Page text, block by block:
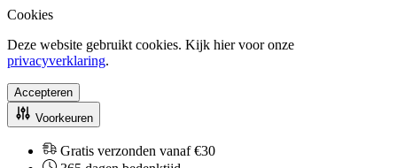
Cookies
Deze website gebruikt cookies. Kijk hier voor onze
privacyverklaring.
Accepteren
Voorkeuren
Gratis verzonden vanaf €30